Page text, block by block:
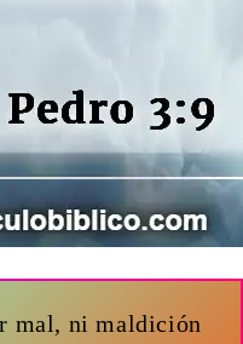
mal, ni maldición